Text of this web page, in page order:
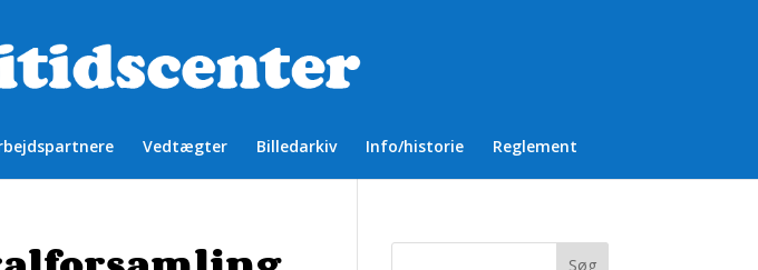
Vedtægter Billedarkiv Info/historie Reglement